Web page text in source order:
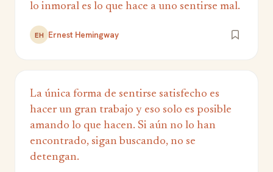
lo inmoral es lo que hace a uno sentirse mal.
EH Ernest Hemingway
La única forma de sentirse satisfecho es
hacer un gran trabajo y eso solo es posible
amando lo que hacen. Si aún no lo han
encontrado, sigan buscando, no se
detengan.